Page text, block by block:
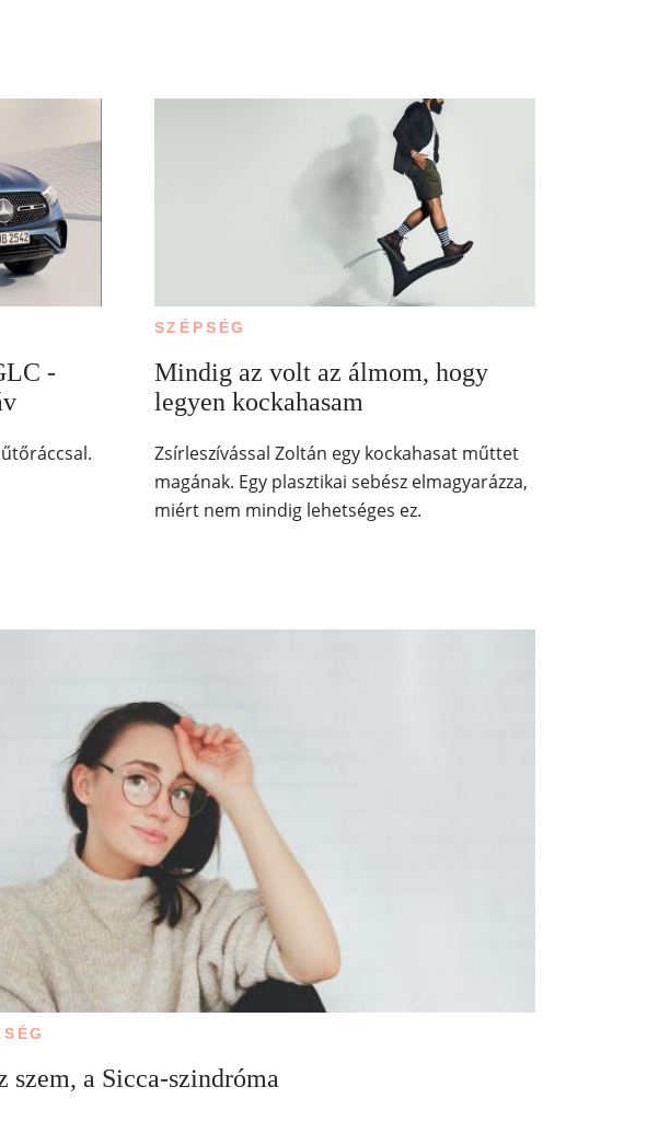
-
SZÉPSÉG
Mindig az volt az álmom, hogy
legyen kockahasam
Zsírleszívással Zoltán egy kockahasat műttet
magának. Egy plasztikai sebész elmagyarázza,
miért nem mindig lehetséges ez.
szem, a Sicca-szindróma